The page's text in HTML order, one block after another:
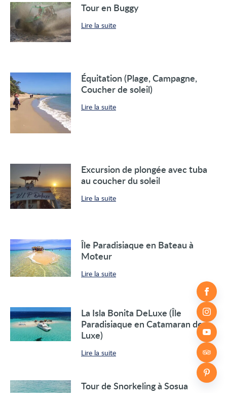
Tour en Buggy
Lire la suite
Équitation (Plage, Campagne,
Coucher de soleil)
Lire la suite
Excursion de plongée avec tuba
au coucher du soleil
Lire la suite
Île Paradisiaque en Bateau à
Moteur
Lire la suite
La Isla Bonita DeLuxe (Île
Paradisiaque en Catamaran de
Luxe)
Lire la suite
Tour de Snorkeling à Sosua